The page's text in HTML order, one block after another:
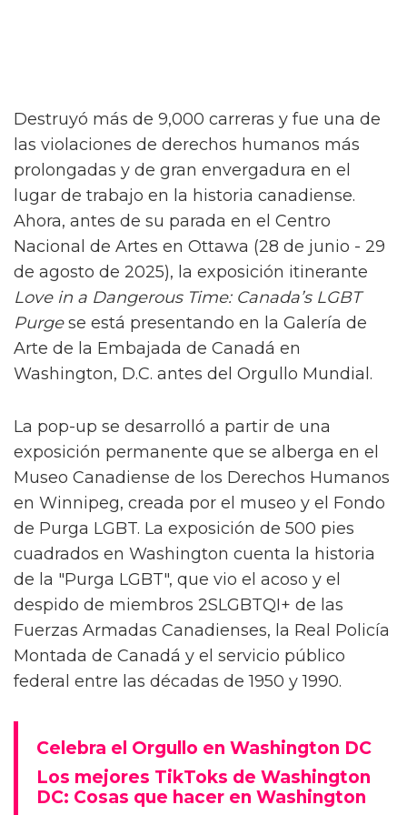
Destruyó más de 9,000 carreras y fue una de
las violaciones de derechos humanos más
prolongadas y de gran envergadura en el
lugar de trabajo en la historia canadiense.
Ahora, antes de su parada en el Centro
Nacional de Artes en Ottawa (28 de junio - 29
de agosto de 2025), la exposición itinerante
Love in a Dangerous Time: Canada’s LGBT
Purgese está presentando en la Galería de
Arte de la Embajada de Canadá en
Washington, D.C. antes del Orgullo Mundial.
La pop-up se desarrolló a partir de una
exposición permanente que se alberga en el
Museo Canadiense de los Derechos Humanos
en Winnipeg, creada por el museo y el Fondo
de Purga LGBT. La exposición de 500 pies
cuadrados en Washington cuenta la historia
de la "Purga LGBT", que vio el acoso y el
despido de miembros 2SLGBTQI+ de las
Fuerzas Armadas Canadienses, la Real Policía
Montada de Canadá y el servicio público
federal entre las décadas de 1950 y 1990.
Celebra el Orgullo en Washington DC
Los mejores TikToks de Washington
DC: Cosas que hacer en Washington